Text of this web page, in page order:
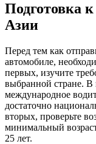
Подготовка
Азии
Перед тем как
автомобиле,
первых, изучите
выбранной стране. В
международное
достаточно
вторых, проверьте
минимальный
25 лет.